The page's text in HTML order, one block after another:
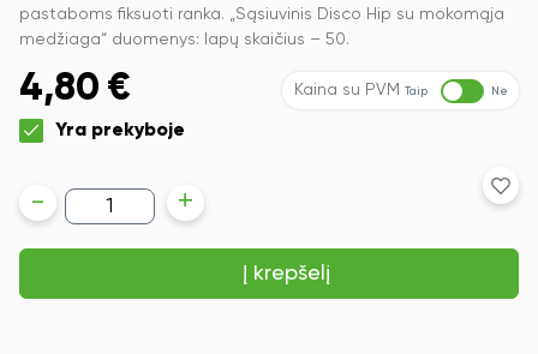
pastaboms fiksuoti ranka. „Sąsiuvinis Disco Hip su mokomąja
medžiaga“ duomenys: lapų skaičius – 50.
4,80 € Kaina su PVM Taip Ne
Yra prekyboje
produkto
kiekis:
Sąsiuvinis
Disco
su
- +
Į krepšelį